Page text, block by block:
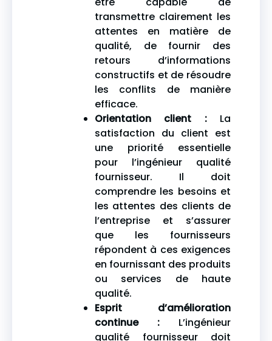
transmettre clairement les
attentes en matière de
qualité, de fournir des
retours d’informations
constructifs et de résoudre
les conflits de manière
efficace.
Orientation client :La
satisfaction du client est
une priorité essentielle
pour l’ingénieur qualité
fournisseur. Il doit
comprendre les besoins et
les attentes des clients de
l’entreprise et s’assurer
que les fournisseurs
répondent à ces exigences
en fournissant des produits
ou services de haute
qualité.
Esprit d’amélioration
continue : L’ingénieur
qualité fournisseur doit